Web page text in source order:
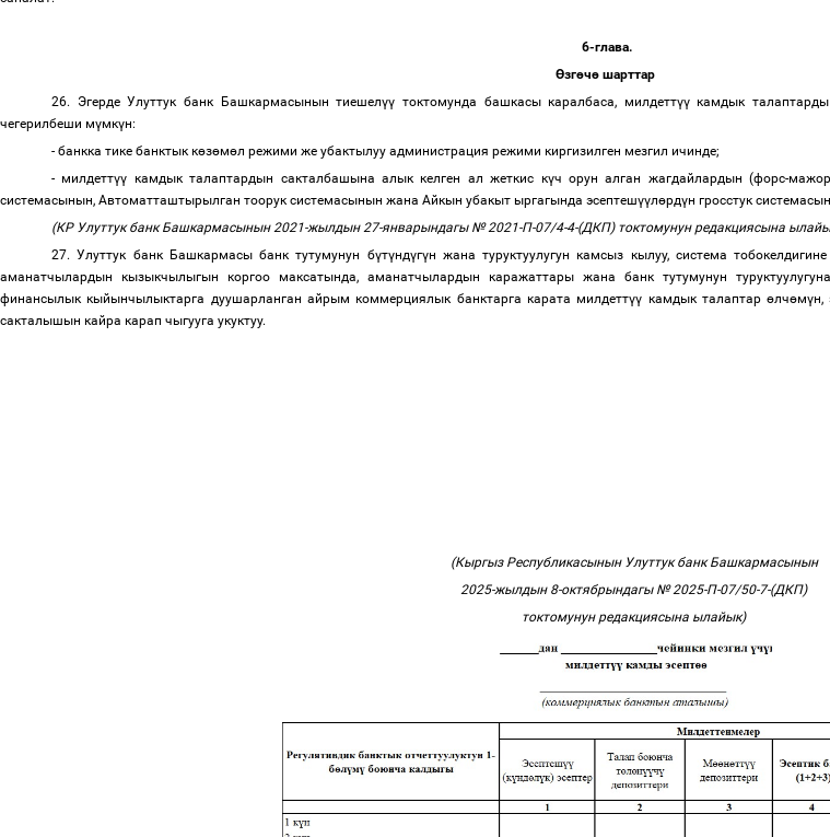
6-глава.
Өзгөчөшарттар
26. Эгерде Улуттук банк Башкармасынын тиешелүү токтомунда башкасы каралбаса, милдеттүүкамдык
чегерилбеши мүмкүн:
- банкка тике банктык көзөмөл режими же убактылуу администрация режими киргизилген мезгил ичинде;
- милдеттүү камдык талаптардын сакталбашына алык келген ал жеткис күч орун алган жагдайлардын (форс-
системасынын, Автоматташтырылган тоорук системасынын жана Айкын убакыт ыргагында эсептешүүлөрдүн гросстук
(КР Улуттук банк Башкармасынын 2021-жылдын 27-январындагы № 2021-П-07/4-4-(ДКП) токтомунун редакциясына
27. Улуттук банк Башкармасы банк тутумунун бүтүндүгүн жана туруктуулугун камсыз кылуу, система
аманатчылардын кызыкчылыгын коргоо максатында, аманатчылардын каражаттары жана банк тутумунун
финансылык кыйынчылыктарга дуушарланган айрым коммерциялык банктарга карата милдеттүү камдык талаптарөлчөмүн,
сакталышын кайра карап чыгууга укуктуу.
(Кыргыз Республикасынын Улуттук банк Башкармасынын
2025-жылдын 8-октябрындагы № 2025-П-07/50-7-(ДКП)
токтомунун редакциясына ылайык)